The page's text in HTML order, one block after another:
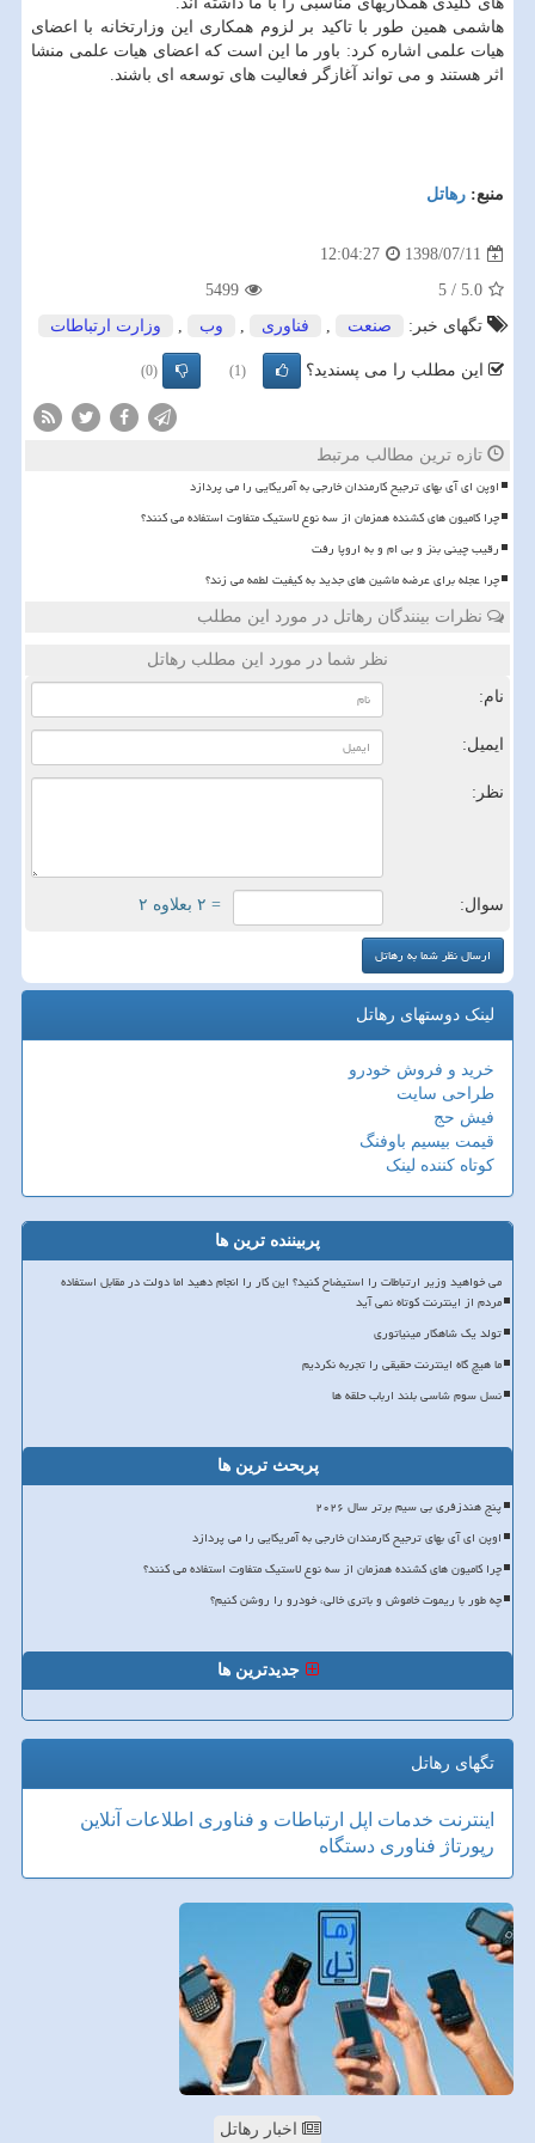
هاشمی همین طور با تاكید بر لزوم همكاری این وزارتخانه با اعضای
هیات علمی اشاره كرد: باور ما این است كه اعضای هیات علمی منشا
اثر هستند و می تواند آغازگر فعالیت های توسعه ای باشند.
منبع: رهاتل
1398/07/11
12:04:27
5.0
/
5
5499
تگهای خبر:
صنعت , فناوری , وب , وزارت ارتباطات
این مطلب را می پسندید؟ (1)
(0)
تازه ترین مطالب مرتبط
اوپن ای آی بهای ترجیح کارمندان خارجی به آمریکایی را می پردازد
چرا کامیون های کشنده همزمان از سه نوع لاستیک متفاوت استفاده می کنند؟
رقیب چینی بنز و بی ام و به اروپا رفت
چرا عجله برای عرضه ماشین های جدید به کیفیت لطمه می زند؟
نظرات بینندگان رهاتل در مورد این مطلب
نظر شما در مورد این مطلب رهاتل
نام:
ایمیل:
نظر:
سوال: = ۲ بعلاوه ۲
لینک دوستهای رهاتل
خرید و فروش خودرو
طراحی سایت
فیش حج
قیمت بیسیم باوفنگ
کوتاه کننده لینک
پربیننده ترین ها
می خواهید وزیر ارتباطات را استیضاح کنید؟ این کار را انجام دهید اما دولت در مقابل استفاده
مردم از اینترنت کوتاه نمی آید
تولد یک شاهکار مینیاتوری
ما هیچ گاه اینترنت حقیقی را تجربه نکردیم
نسل سوم شاسی بلند ارباب حلقه ها
پربحث ترین ها
پنج هندزفری بی سیم برتر سال ۲۰۲۶
اوپن ای آی بهای ترجیح کارمندان خارجی به آمریکایی را می پردازد
چرا کامیون های کشنده همزمان از سه نوع لاستیک متفاوت استفاده می کنند؟
چه طور با ریموت خاموش و باتری خالی، خودرو را روشن کنیم؟
جدیدترین ها
تگهای رهاتل
اینترنت خدمات اپل ارتباطات و فناوری اطلاعات آنلاین
رپورتاژ فناوری دستگاه
اخبار رهاتل